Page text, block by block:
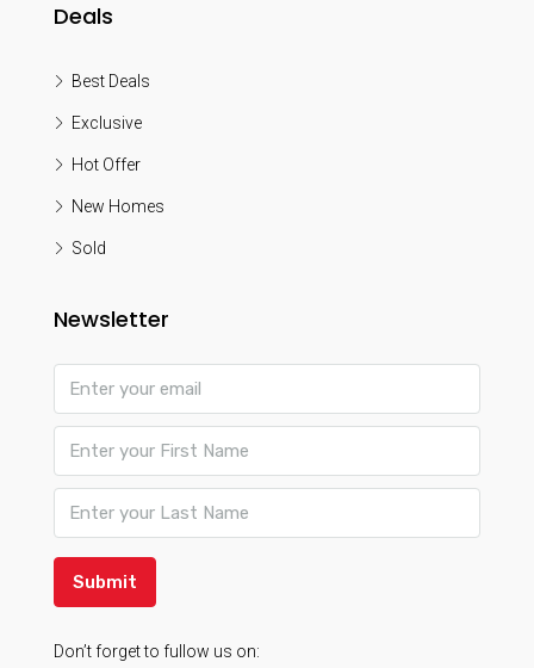
Deals
Best Deals
Exclusive
Hot Offer
New Homes
Sold
Newsletter
Submit
Don’t forget to fullow us on: